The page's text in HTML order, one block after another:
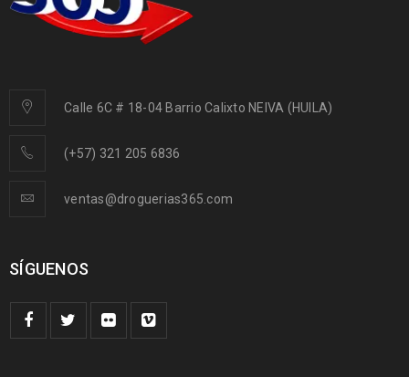
Calle 6C # 18-04 Barrio Calixto NEIVA (HUILA)
(+57) 321 205 6836
ventas@droguerias365.com
SÍGUENOS